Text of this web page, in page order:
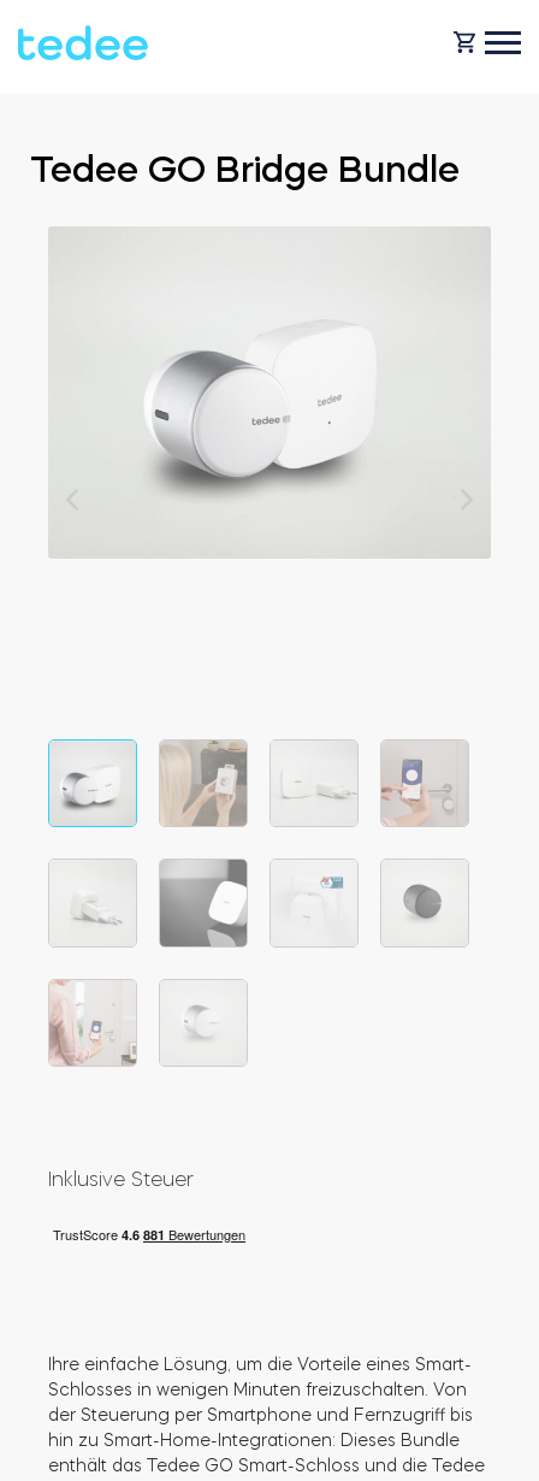
Für Geschäfte
Tedee GO
Zubehör
Tedee Bridge
Door Sensor
Adapter
Heim-Zugang
Tedee Keypad PRO
Tedee GO Bridge Bundle
Inklusive Steuer
Ihre einfache Lösung, um die Vorteile eines Smart-
Schlosses in wenigen Minuten freizuschalten. Von
der Steuerung per Smartphone und Fernzugriff bis
hin zu Smart-Home-Integrationen: Dieses Bundle
enthält das Tedee GO Smart-Schloss und die Tedee